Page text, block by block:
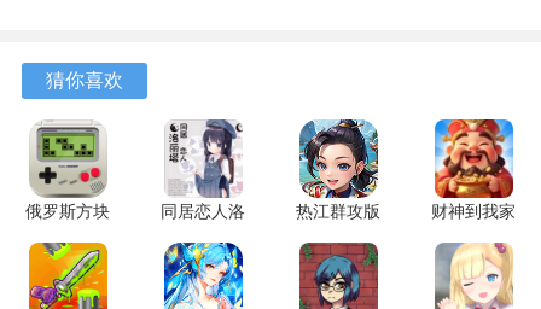
限次调整移动策略，直至将箱子成功推到开关上，支持随时
重新开始挑战。
游戏优势
1、关卡设计从基础教学开始，逐步引入障碍物、单向通道等
元素，循序渐进的结构有助于用户自然掌握复杂规则。
2、本地合作模式要求两名用户共享一个屏幕，必须协调移动
猜你喜欢
俄罗斯方块
消除掉落版
1.1.0 最新
版
同居恋人洛
丽塔
3.26.00 安
卓版
热江群攻版
1.0.0 安卓
版
财神到我家
1.0.1 安卓
版